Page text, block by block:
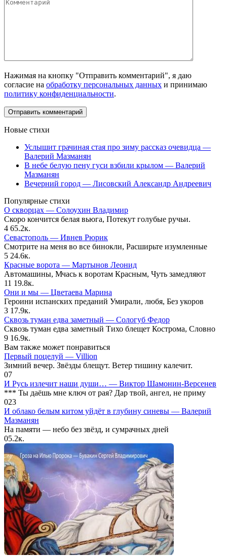
Нажимая на кнопку "Отправить комментарий", я даю
согласие на обработку персональных данных и принимаю
политику конфиденциальности.
Новые стихи
Услышит грачиная стая про зиму рассказ очевидца —
Валерий Мазманян
В небе белую пену гуси взбили крылом — Валерий
Мазманян
Вечерний город — Лисовский Александр Андреевич
Популярные стихи
О скворцах — Солоухин Владимир
Скоро кончится белая вьюга, Потекут голубые ручьи.
4 65.2к.
Севастополь — Ивнев Рюрик
Смотрите на меня во все бинокли, Расширьте изумленные
5 24.6к.
Красные ворота — Мартынов Леонид
Автомашины, Мчась к воротам Красным, Чуть замедляют
11 19.8к.
Они и мы — Цветаева Марина
Героини испанских преданий Умирали, любя, Без укоров
3 17.9к.
Сквозь туман едва заметный — Сологуб Федор
Сквозь туман едва заметный Тихо блещет Кострома, Словно
9 16.9к.
Вам также может понравиться
Первый поцелуй — Villion
Зимний вечер. Звёзды блещут. Ветер тишину калечит.
07
И Русь излечит наши души… — Виктор Шамонин-Версенев
*** Ты даёшь мне ключ от рая? Дар твой, ангел, не приму
023
И облако белым китом уйдёт в глубину синевы — Валерий
Мазманян
На памяти — небо без звёзд, и сумрачных дней
05.2к.